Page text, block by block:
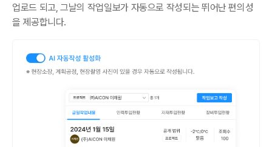
업로드 되고, 그날의 작업일보가 자동으로 작성되는 뛰어난 편의성
을 제공합니다.